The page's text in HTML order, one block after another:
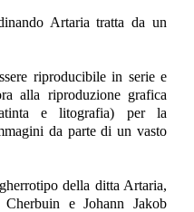
Artaria tratta da un
riproducibile in serie e
alla riproduzione grafica
e litografia) per la
da parte di un vasto
della ditta Artaria,
e Johann Jakob